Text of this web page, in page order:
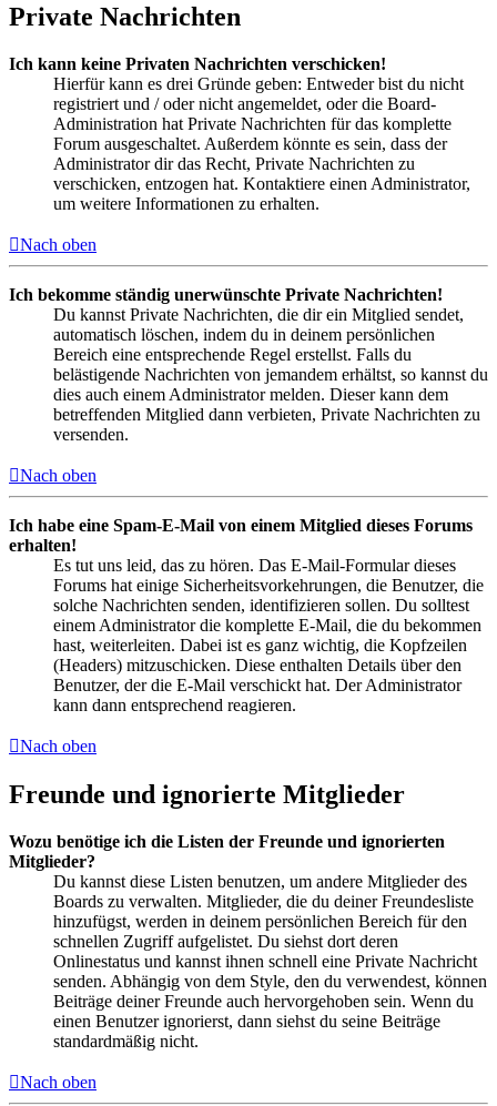
Private Nachrichten
Ich kann keine Privaten Nachrichten verschicken!
Hierfür kann es drei Gründe geben: Entweder bist du nicht
registriert und / oder nicht angemeldet, oder die Board-
Administration hat Private Nachrichten für das komplette
Forum ausgeschaltet. Außerdem könnte es sein, dass der
Administrator dir das Recht, Private Nachrichten zu
verschicken, entzogen hat. Kontaktiere einen Administrator,
um weitere Informationen zu erhalten.
Nach oben
Ich bekomme ständig unerwünschte Private Nachrichten!
Du kannst Private Nachrichten, die dir ein Mitglied sendet,
automatisch löschen, indem du in deinem persönlichen
Bereich eine entsprechende Regel erstellst. Falls du
belästigende Nachrichten von jemandem erhältst, so kannst du
dies auch einem Administrator melden. Dieser kann dem
betreffenden Mitglied dann verbieten, Private Nachrichten zu
versenden.
Nach oben
Ich habe eine Spam-E-Mail von einem Mitglied dieses Forums
erhalten!
Es tut uns leid, das zu hören. Das E-Mail-Formular dieses
Forums hat einige Sicherheitsvorkehrungen, die Benutzer, die
solche Nachrichten senden, identifizieren sollen. Du solltest
einem Administrator die komplette E-Mail, die du bekommen
hast, weiterleiten. Dabei ist es ganz wichtig, die Kopfzeilen
(Headers) mitzuschicken. Diese enthalten Details über den
Benutzer, der die E-Mail verschickt hat. Der Administrator
kann dann entsprechend reagieren.
Nach oben
Freunde und ignorierte Mitglieder
Wozu benötige ich die Listen der Freunde und ignorierten
Mitglieder?
Du kannst diese Listen benutzen, um andere Mitglieder des
Boards zu verwalten. Mitglieder, die du deiner Freundesliste
hinzufügst, werden in deinem persönlichen Bereich für den
schnellen Zugriff aufgelistet. Du siehst dort deren
Onlinestatus und kannst ihnen schnell eine Private Nachricht
senden. Abhängig von dem Style, den du verwendest, können
Beiträge deiner Freunde auch hervorgehoben sein. Wenn du
einen Benutzer ignorierst, dann siehst du seine Beiträge
standardmäßig nicht.
Nach oben